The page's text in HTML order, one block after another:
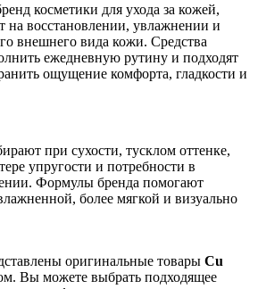
косметики для ухода за кожей,
на восстановлении, увлажнении и
внешнего вида кожи. Средства
ежедневную рутину и подходят
ощущение комфорта, гладкости и
при сухости, тусклом оттенке,
упругости и потребности в
Формулы бренда помогают
более мягкой и визуально
оригинальные товары Cu
Вы можете выбрать подходящее